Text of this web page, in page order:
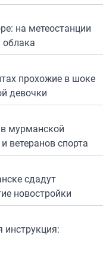
на метеостанции
облака
прохожие в шоке
девочки
мурманской
ветеранов спорта
сдадут
новостройки